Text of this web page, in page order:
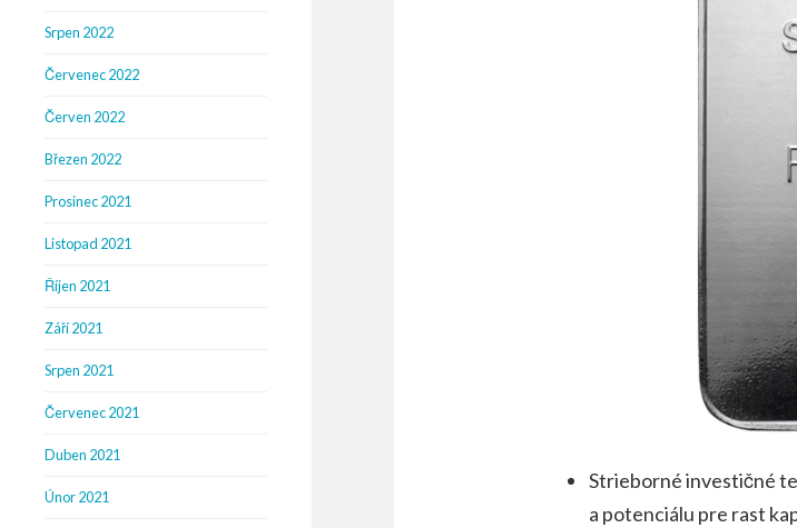
Srpen 2022
Červenec 2022
Červen 2022
Březen 2022
Prosinec 2021
Listopad 2021
Říjen 2021
Září 2021
Srpen 2021
Červenec 2021
Duben 2021
Únor 2021
Strieborné investičné
a potenciálu pre rast